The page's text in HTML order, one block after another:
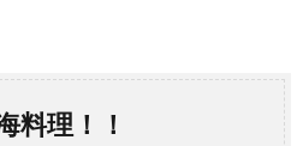
料理！！